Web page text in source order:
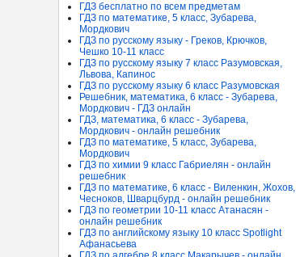
ГДЗ бесплатно по всем предметам
ГДЗ по математике, 5 класс, Зубарева,
Мордкович
ГДЗ по русскому языку - Греков, Крючков,
Чешко 10-11 класс
ГДЗ по русскому языку 7 класс Разумовская,
Львова, Капинос
ГДЗ по русскому языку 6 класс Разумовская
Решебник, математика, 6 класс - Зубарева,
Мордкович - ГДЗ онлайн
ГДЗ, математика, 6 класс - Зубарева,
Мордкович - онлайн решебник
ГДЗ по математике, 5 класс, Зубарева,
Мордкович
ГДЗ по химии 9 класс Габриелян - онлайн
решебник
ГДЗ по математике, 6 класс - Виленкин, Жохов,
Чесноков, Шварцбурд - онлайн решебник
ГДЗ по геометрии 10-11 класс Атанасян -
онлайн решебник
ГДЗ по английскому языку 10 класс Spotlight
Афанасьева